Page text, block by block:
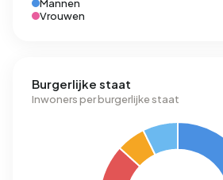
Mannen
Vrouwen
Burgerlijke staat
Inwoners per burgerlijke staat